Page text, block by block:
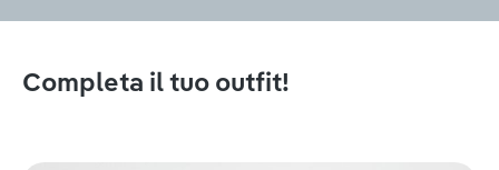
Completa il tuo outfit!